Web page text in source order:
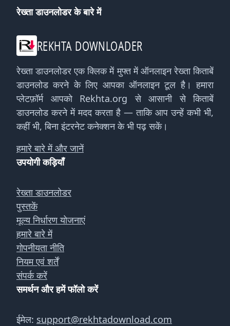
रेख्ता डाउनलोडर के बारे में
REKHTA DOWNLOADER
रेख्ता डाउनलोडर एक क्लिक में मुफ्त में ऑनलाइन रेख्ता किताबें
डाउनलोड करने के लिए आपका ऑनलाइन टूल है। हमारा
प्लेटफ़ॉर्म आपको Rekhta.org से आसानी से किताबें
डाउनलोड करने में मदद करता है — ताकि आप उन्हें कभी भी,
कहीं भी, बिना इंटरनेट कनेक्शन के भी पढ़ सकें।
हमारे बारे में और जानें
उपयोगी कड़ियाँ
रेख्ता डाउनलोडर
पुस्तकें
मूल्य निर्धारण योजनाएं
हमारे बारे में
गोपनीयता नीति
नियम एवं शर्तें
संपर्क करें
समर्थन और हमें फॉलो करें
ईमेल: support@rekhtadownload.com